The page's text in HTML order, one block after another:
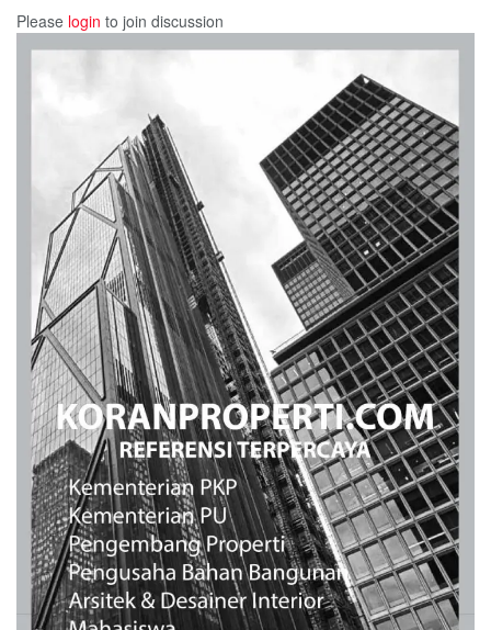
Please login to join discussion